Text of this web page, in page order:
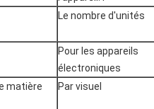
Le nombre d'unités
Pour les appareils
électroniques
matière
Par visuel